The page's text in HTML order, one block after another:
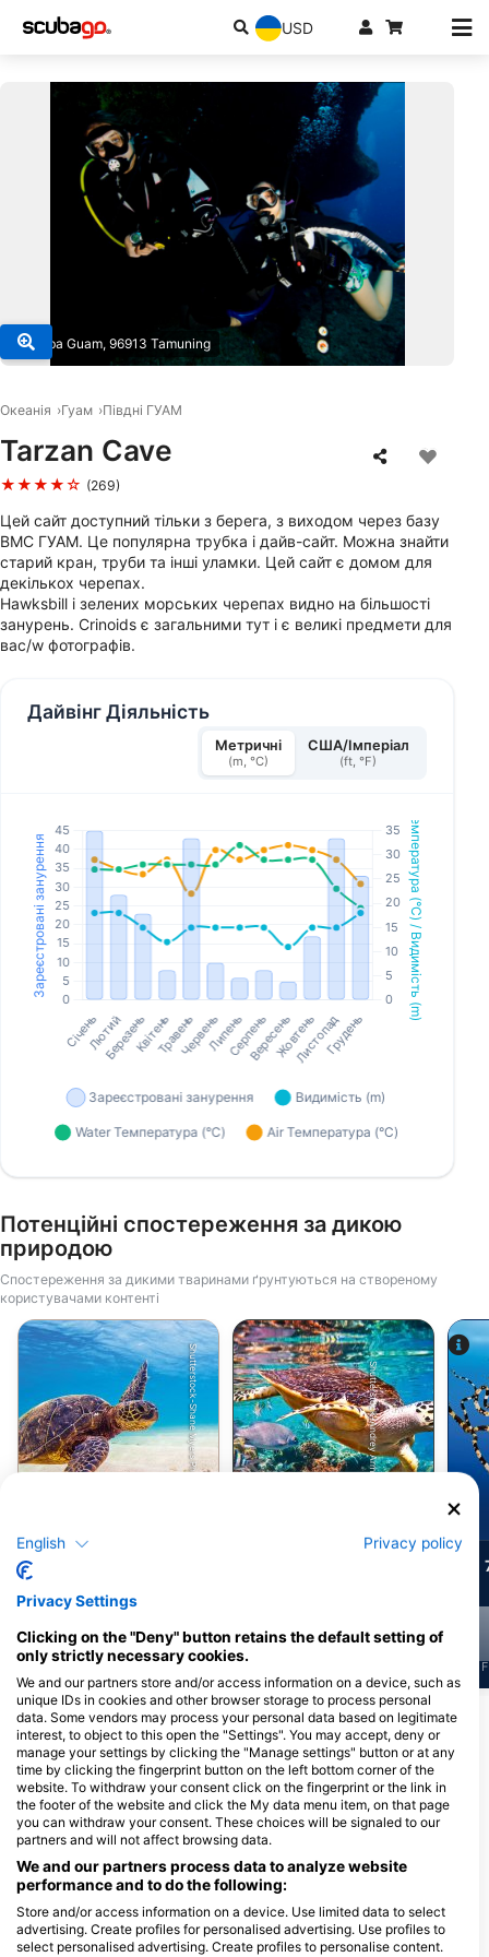
USD
© Scuba Guam, 96913 Tamuning
Океанія Гуам Півдні ГУАМ
Tarzan Cave
★★★★☆ (269)
Цей сайт доступний тільки з берега, з виходом через базу
ВМС ГУАМ. Це популярна трубка і дайв-сайт. Можна знайти
старий кран, труби та інші уламки. Цей сайт є домом для
декількох черепах.
Hawksbill і зелених морських черепах видно на більшості
занурень. Crinoids є загальними тут і є великі предмети для
вас/w фотографів.
Дайвінг Діяльність
Метричні
(m, °C)
США/Імперіал
(ft, °F)
Потенційні спостереження за дикою
природою
Спостереження за дикими тваринами ґрунтуються на створеному
користувачами контенті
Shutterstock-Shane Myers Photography
J F A M A S N D
Shutterstock-Andrey Armyagov
F
Дайвінг-центри обслуговують цей
дайвінг-сайт
Scuba Guam
Hagatna, ГУАМ
English Privacy policy
Privacy Settings
Clicking on the "Deny" button retains the default setting of
only strictly necessary cookies.
We and our partners store and/or access information on a device, such as
unique IDs in cookies and other browser storage to process personal
data. Some vendors may process your personal data based on legitimate
interest, to object to this open the "Settings". You may accept, deny or
manage your settings by clicking the "Manage settings" button or at any
time by clicking the fingerprint button on the left bottom corner of the
website. To withdraw your consent click on the fingerprint or the link in
the footer of the website and click the My data menu item, on that page
you can withdraw your consent. These choices will be signaled to our
partners and will not affect browsing data.
We and our partners process data to analyze website
performance and to do the following:
Store and/or access information on a device. Use limited data to select
advertising. Create profiles for personalised advertising. Use profiles to
select personalised advertising. Create profiles to personalise content.